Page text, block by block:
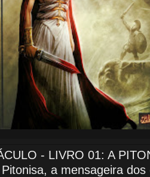
- LIVRO 01: A
a mensageira